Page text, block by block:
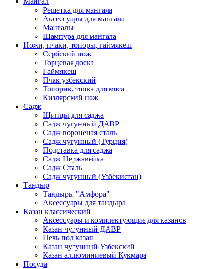
Решетка для мангала
Аксессуары для мангала
Мангалы
Шампура для мангала
Ножи, пчаки, топоры, гаймякеш
Сербский нож
Торцевая доска
Гаймякеш
Пчак узбекский
Топорик, тяпка для мяса
Кизлярский нож
Садж
Щипцы для саджа
Садж чугунный ДАВР
Садж вороненая сталь
Садж чугунный (Турция)
Подставка для саджа
Садж Нержавейка
Садж Сталь
Садж чугунный (Узбекистан)
Тандыр
Тандыры "Амфора"
Аксессуары для тандыра
Казан классический
Аксессуары и комплектующие для казанов
Казан чугунный ДАВР
Печь под казан
Казан чугунный Узбекский
Казан аллюминиевый Кукмара
Посуда